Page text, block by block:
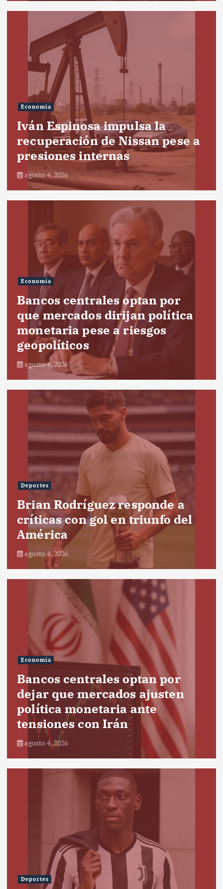
Economía
Iván Espinosa impulsa la
recuperación de Nissan pese a
presiones internas
agosto 4, 2026
Economía
Bancos centrales optan por
que mercados dirijan política
monetaria pese a riesgos
geopolíticos
agosto 4, 2026
Deportes
Brian Rodríguez responde a
críticas con gol en triunfo del
América
agosto 4, 2026
Economía
Bancos centrales optan por
dejar que mercados ajusten
política monetaria ante
tensiones con Irán
agosto 4, 2026
Deportes